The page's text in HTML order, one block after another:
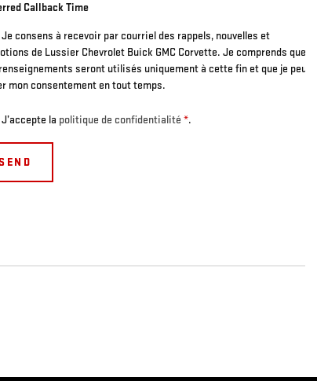
Callback Time
Je consens à recevoir par courriel des rappels, nouvelles et
de Lussier Chevrolet Buick GMC Corvette. Je comprends que
seront utilisés uniquement à cette fin et que je peux
mon consentement en tout temps.
J’accepte la politique de confidentialité *.